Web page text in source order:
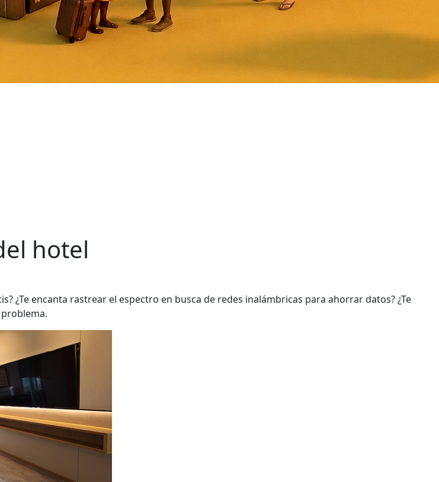
hotel
¿Te encanta rastrear el espectro en busca de redes inalámbricas para ahorrar datos? ¿Te